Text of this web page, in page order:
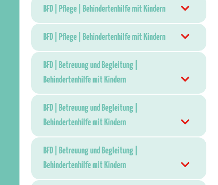
BFD | Pflege | Behindertenhilfe mit Kindern
BFD | Pflege | Behindertenhilfe mit Kindern
BFD | Betreuung und Begleitung |
Behindertenhilfe mit Kindern
BFD | Betreuung und Begleitung |
Behindertenhilfe mit Kindern
BFD | Betreuung und Begleitung |
Behindertenhilfe mit Kindern